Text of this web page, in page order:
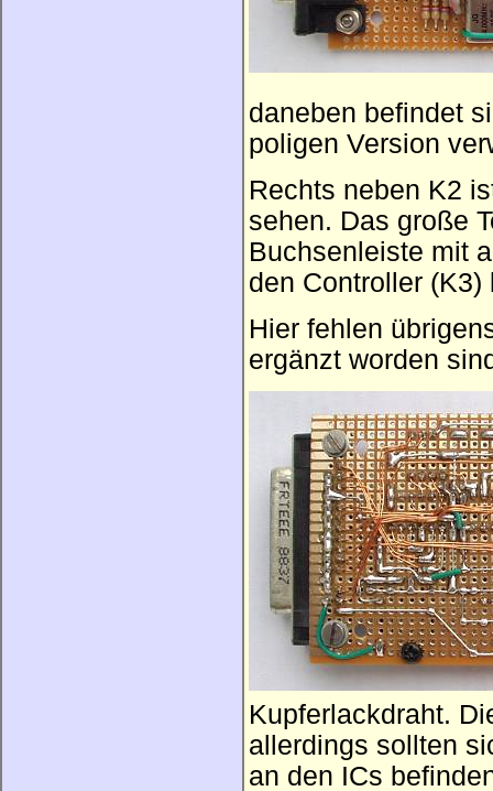
daneben befindet
poligen Version
Rechts neben K2
sehen. Das große
Buchsenleiste mit
den Controller
Hier fehlen
ergänzt worden
Kupferlackdraht.
allerdings sollten
an den ICs